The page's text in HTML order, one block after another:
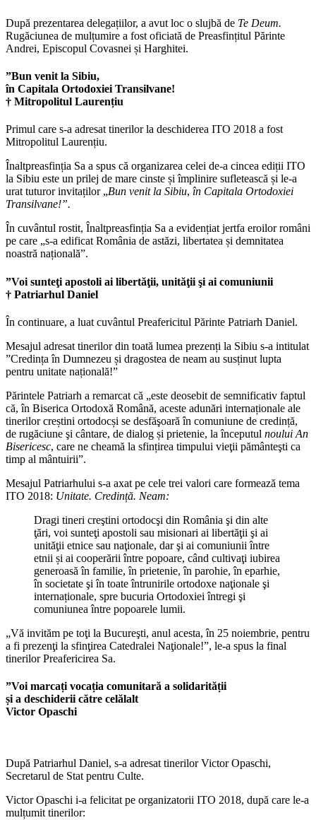
După prezentarea delegațiilor, a avut loc o slujbă de Te Deum.
Rugăciunea de mulțumire a fost oficiată de Preasfințitul Părinte
Andrei, Episcopul Covasnei și Harghitei.
”Bun venit la Sibiu,
în Capitala Ortodoxiei Transilvane!
† Mitropolitul Laurențiu
Primul care s-a adresat tinerilor la deschiderea ITO 2018 a fost
Mitropolitul Laurențiu.
Înaltpreasfinția Sa a spus că organizarea celei de-a cincea ediții ITO
la Sibiu este un prilej de mare cinste și împlinire sufletească și le-a
urat tuturor invitaților „Bun venit la Sibiu, în Capitala Ortodoxiei
Transilvane!”.
În cuvântul rostit, Înaltpreasfinția Sa a evidențiat jertfa eroilor români
pe care „s-a edificat România de astăzi, libertatea și demnitatea
noastră națională”.
”Voi sunteţi apostoli ai libertăţii, unităţii şi ai comuniunii
† Patriarhul Daniel
În continuare, a luat cuvântul Preafericitul Părinte Patriarh Daniel.
Mesajul adresat tinerilor din toată lumea prezenți la Sibiu s-a intitulat
”Credința în Dumnezeu și dragostea de neam au susținut lupta
pentru unitate națională!”
Părintele Patriarh a remarcat că „este deosebit de semnificativ faptul
că, în Biserica Ortodoxă Română, aceste adunări internaționale ale
tinerilor creștini ortodocși se desfăşoară în comuniune de credință,
de rugăciune şi cântare, de dialog și prietenie, la începutul noului An
Bisericesc, care ne cheamă la sfințirea timpului vieţii pământeşti ca
timp al mântuirii”.
Mesajul Patriarhului s-a axat pe cele trei valori care formează tema
ITO 2018: Unitate. Credință. Neam:
Dragi tineri creştini ortodocşi din România şi din alte
ţări, voi sunteţi apostoli sau misionari ai libertăţii şi ai
unităţii etnice sau naţionale, dar şi ai comuniunii între
etnii și ai cooperării între popoare, când cultivaţi iubirea
generoasă în familie, în prietenie, în parohie, în eparhie,
în societate şi în toate întrunirile ortodoxe naţionale şi
internaționale, spre bucuria Ortodoxiei întregi şi
comuniunea între popoarele lumii.
„Vă invităm pe toţi la Bucureşti, anul acesta, în 25 noiembrie, pentru
a fi prezenţi la sfinţirea Catedralei Naţionale!”, le-a spus la final
tinerilor Preafericirea Sa.
”Voi marcați vocația comunitară a solidarității
și a deschiderii către celălalt
Victor Opaschi
După Patriarhul Daniel, s-a adresat tinerilor Victor Opaschi,
Secretarul de Stat pentru Culte.
Victor Opaschi i-a felicitat pe organizatorii ITO 2018, după care le-a
mulțumit tinerilor: